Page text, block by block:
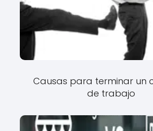
Causas para terminar un
de trabajo